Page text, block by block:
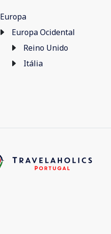
Europa
Europa Ocidental
Reino Unido
Itália